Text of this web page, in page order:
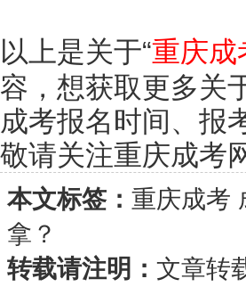
以上是关于“重庆成
容，想获取更多关
成考报名时间、报
敬请关注重庆成考
本文标签： 重庆成考
拿？
转载请注明： 文章转